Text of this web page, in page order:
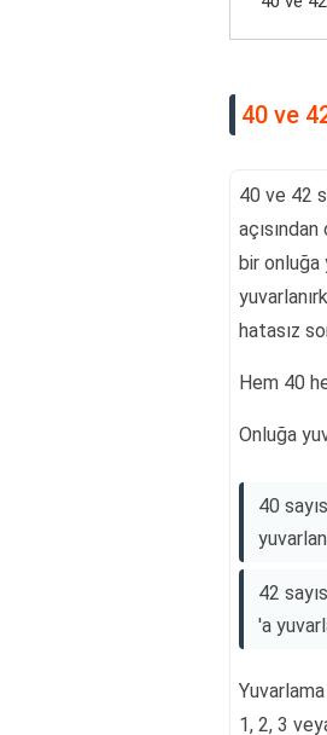
40 ve
40 ve 42
bir onluğa
hatasız
Hem 40
Onluğa
40
42
'a
1, 2, 3